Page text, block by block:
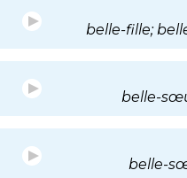
belle-fille;
belle-
belle-